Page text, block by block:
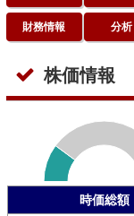
財務情報 分析
株価情報
時価総額